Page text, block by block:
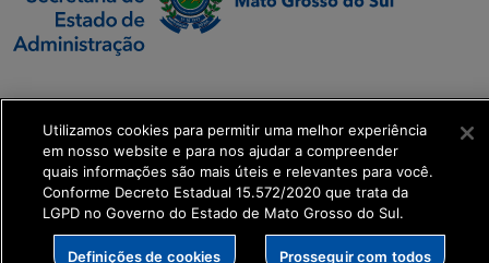
Transformação Digital
get_footer();
Utilizamos cookies para permitir uma melhor experiência
em nosso website e para nos ajudar a compreender
quais informações são mais úteis e relevantes para você.
Conforme Decreto Estadual 15.572/2020 que trata da
LGPD no Governo do Estado de Mato Grosso do Sul.
Definições de cookies Prosseguir com todos